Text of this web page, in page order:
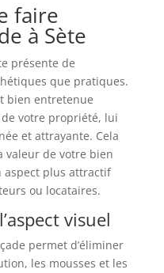
faire
à Sète
présente de
que pratiques.
bien entretenue
votre propriété, lui
et attrayante. Cela
valeur de votre bien
plus attractif
ou locataires.
visuel
permet d’éliminer
les mousses et les